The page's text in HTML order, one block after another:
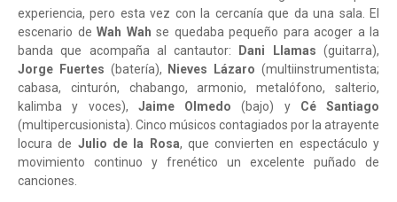
experiencia, pero esta vez con la cercanía que da una sala. El
escenario de Wah Wah se quedaba pequeño para acoger a la
banda que acompaña al cantautor:
Dani Llamas (guitarra),
Jorge Fuertes (batería), Nieves Lázaro (multiinstrumentista;
cabasa, cinturón, chabango, armonio, metalófono, salterio,
kalimba y voces), Jaime Olmedo (bajo) y Cé Santiago
(multipercusionista). Cinco músicos contagiados por la atrayente
locura de Julio de la Rosa, que convierten en espectáculo y
movimiento continuo y frenético un excelente puñado de
canciones.